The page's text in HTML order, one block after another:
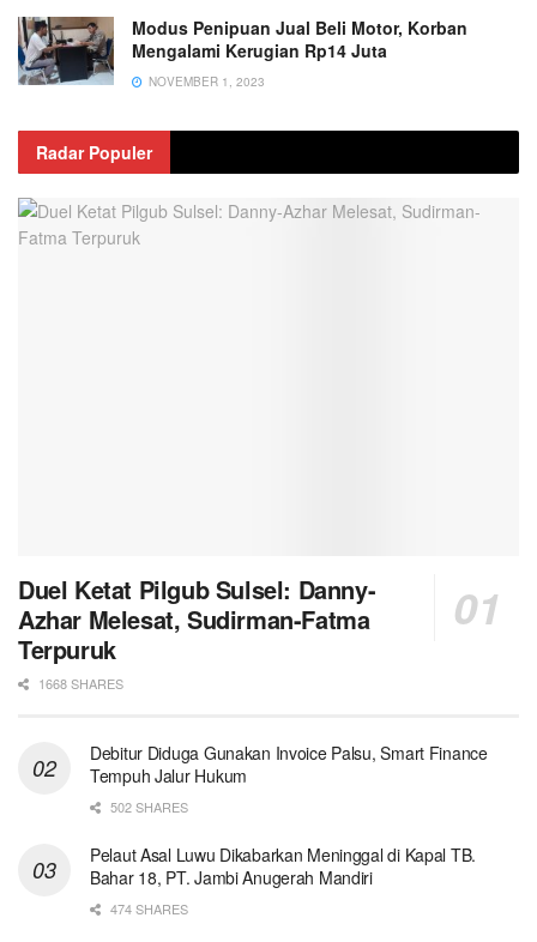
Modus Penipuan Jual Beli Motor, Korban
Mengalami Kerugian Rp14 Juta
NOVEMBER 1, 2023
Radar Populer
Duel Ketat Pilgub Sulsel: Danny-
Azhar Melesat, Sudirman-Fatma
Terpuruk
1668 SHARES
Debitur Diduga Gunakan Invoice Palsu, Smart Finance
Tempuh Jalur Hukum
502 SHARES
Pelaut Asal Luwu Dikabarkan Meninggal di Kapal TB.
Bahar 18, PT. Jambi Anugerah Mandiri
474 SHARES